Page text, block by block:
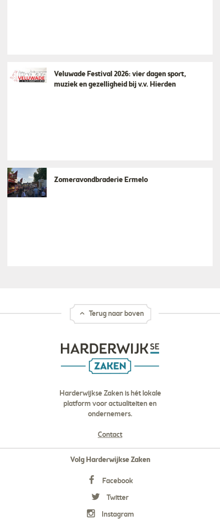
Veluwade Festival 2026: vier dagen sport,
muziek en gezelligheid bij v.v. Hierden
Zomeravondbraderie Ermelo
Terug naar boven
Harderwijkse Zaken is hét lokale
platform voor actualiteiten en
ondernemers.
Contact
Volg Harderwijkse Zaken
Facebook
Twitter
Instagram